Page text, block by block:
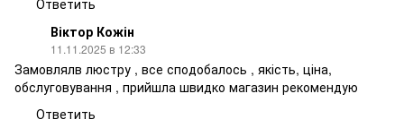
Ответить
Віктор Кожін
11.11.2025 в 12:33
Замовлялв люстру , все сподобалось , якість, ціна,
обслуговування , прийшла швидко магазин рекомендую
Ответить